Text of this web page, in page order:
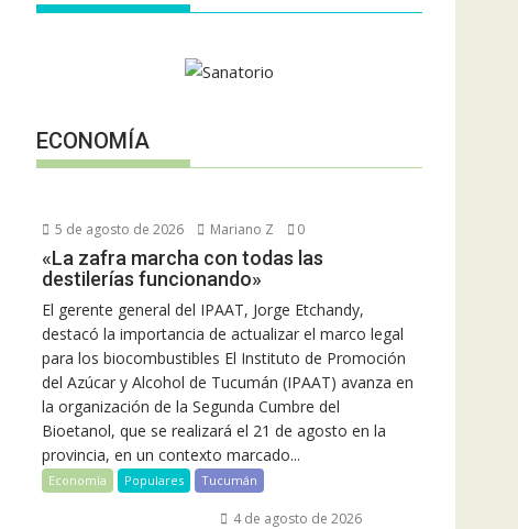
ECONOMÍA
5 de agosto de 2026 Mariano Z 0
«La zafra marcha con todas las
destilerías funcionando»
El gerente general del IPAAT, Jorge Etchandy,
destacó la importancia de actualizar el marco legal
para los biocombustibles El Instituto de Promoción
del Azúcar y Alcohol de Tucumán (IPAAT) avanza en
la organización de la Segunda Cumbre del
Bioetanol, que se realizará el 21 de agosto en la
provincia, en un contexto marcado...
Economía Populares Tucumán
4 de agosto de 2026